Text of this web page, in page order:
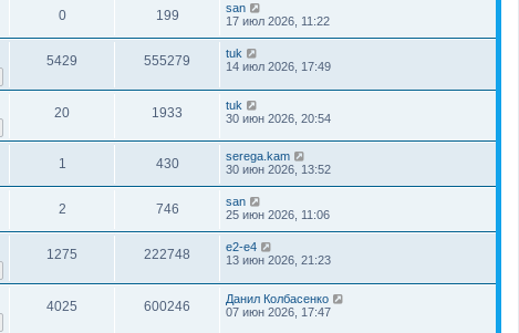
0 199
san
17 июл 2026, 11:22
5429 555279
tuk
14 июл 2026, 17:49
20 1933
tuk
30 июн 2026, 20:54
1 430
serega.kam
30 июн 2026, 13:52
2 746
san
25 июн 2026, 11:06
1275 222748
e2-e4
13 июн 2026, 21:23
4025 600246
Данил Колбасенко
07 июн 2026, 17:47